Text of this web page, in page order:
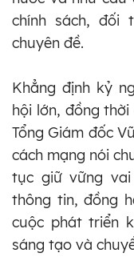
chính sách, đối
chuyên đề.
Khẳng định kỷ
hội lớn, đồng
Tổng Giám đốc
cách mạng nói
tục giữ vững
thông tin, đồng
cuộc phát triển
sáng tạo và